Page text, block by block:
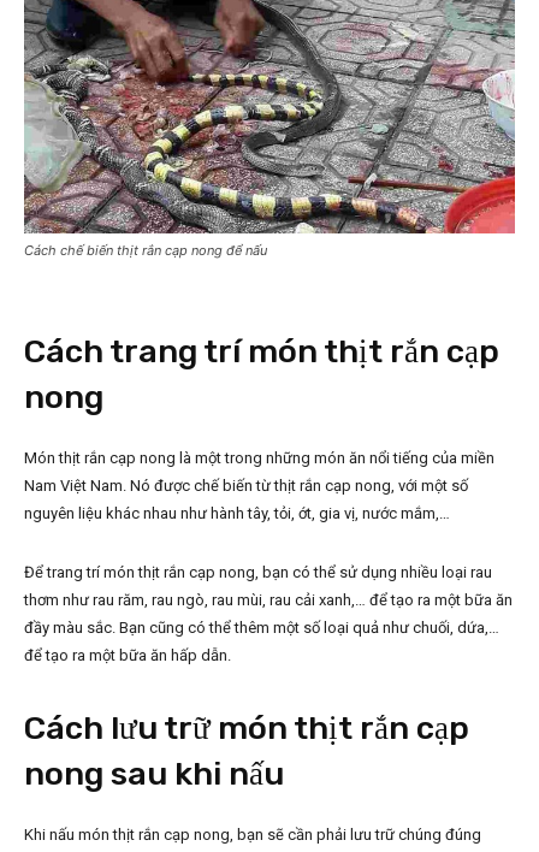
Cách chế biến thịt rắn cạp nong để nấu
Cách trang trí món thịt rắn cạp
nong
Món thịt rắn cạp nong là một trong những món ăn nổi tiếng của miền
Nam Việt Nam. Nó được chế biến từ thịt rắn cạp nong, với một số
nguyên liệu khác nhau như hành tây, tỏi, ớt, gia vị, nước mắm,…
Để trang trí món thịt rắn cạp nong, bạn có thể sử dụng nhiều loại rau
thơm như rau răm, rau ngò, rau mùi, rau cải xanh,… để tạo ra một bữa ăn
đầy màu sắc. Bạn cũng có thể thêm một số loại quả như chuối, dứa,…
để tạo ra một bữa ăn hấp dẫn.
Cách lưu trữ món thịt rắn cạp
nong sau khi nấu
Khi nấu món thịt rắn cạp nong, bạn sẽ cần phải lưu trữ chúng đúng